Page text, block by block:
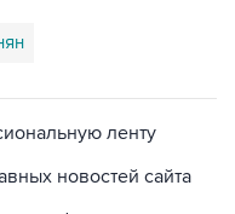
ленту
новостей сайта